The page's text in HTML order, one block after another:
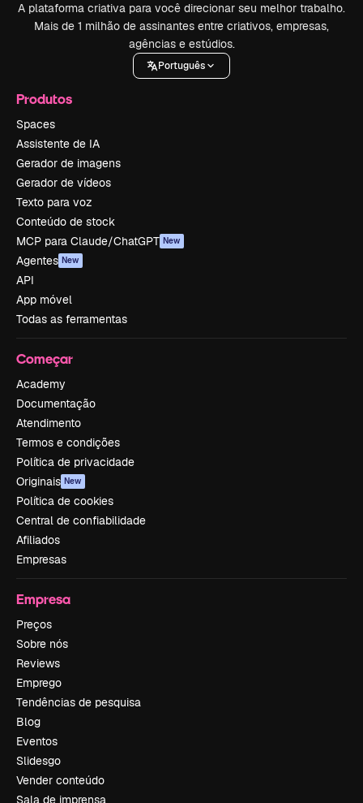
A plataforma criativa para você direcionar seu melhor trabalho.
Mais de 1 milhão de assinantes entre criativos, empresas,
agências e estúdios.
Português
Produtos
Spaces
Assistente de IA
Gerador de imagens
Gerador de vídeos
Texto para voz
Conteúdo de stock
MCP para Claude/ChatGPT New
Agentes New
API
App móvel
Todas as ferramentas
Começar
Academy
Documentação
Atendimento
Termos e condições
Política de privacidade
Originais New
Política de cookies
Central de confiabilidade
Afiliados
Empresas
Empresa
Preços
Sobre nós
Reviews
Emprego
Tendências de pesquisa
Blog
Eventos
Slidesgo
Vender conteúdo
Sala de imprensa